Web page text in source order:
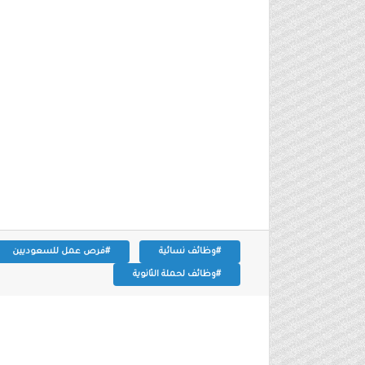
#وظائف نسائية #فرص عمل للسعوديين
#وظائف لحملة الثانوية